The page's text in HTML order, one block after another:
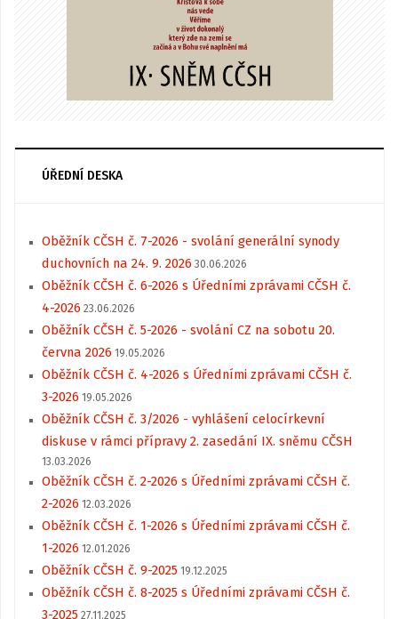
ÚŘEDNÍ DESKA
Oběžník CČSH č. 7-2026 - svolání generální synody
duchovních na 24. 9. 2026 30.06.2026
Oběžník CČSH č. 6-2026 s Úředními zprávami CČSH č.
4-2026 23.06.2026
Oběžník CČSH č. 5-2026 - svolání CZ na sobotu 20.
června 2026 19.05.2026
Oběžník CČSH č. 4-2026 s Úředními zprávami CČSH č.
3-2026 19.05.2026
Oběžník CČSH č. 3/2026 - vyhlášení celocírkevní
diskuse v rámci přípravy 2. zasedání IX. sněmu CČSH
13.03.2026
Oběžník CČSH č. 2-2026 s Úředními zprávami CČSH č.
2-2026 12.03.2026
Oběžník CČSH č. 1-2026 s Úředními zprávami CČSH č.
1-2026 12.01.2026
Oběžník CČSH č. 9-2025 19.12.2025
Oběžník CČSH č. 8-2025 s Úředními zprávami CČSH č.
3-2025 27.11.2025